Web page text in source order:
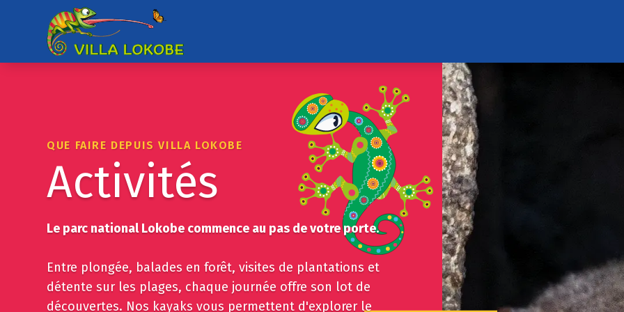
QUE FAIRE DEPUIS VILLA LOKOBE
Activités
Le parc national Lokobe commence au pas de votre porte.
Entre plongée, balades en forêt, visites de plantations et
détente sur les plages, chaque journée offre son lot de
découvertes. Nos kayaks vous permettent d'explorer le